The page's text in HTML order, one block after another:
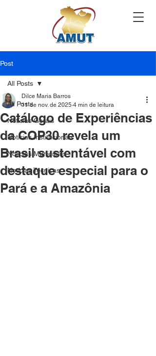
Post
All Posts
Notícias Gerais
Notícias Institucionais
Notícias Municipais
Notícias Técnicas
All Posts
Catálogo de Experiências
da COP30 revela um
Brasil sustentável com
destaque especial para o
Pará e a Amazônia
Dilce Maria Barros
11 de nov. de 2025 4 min de leitura